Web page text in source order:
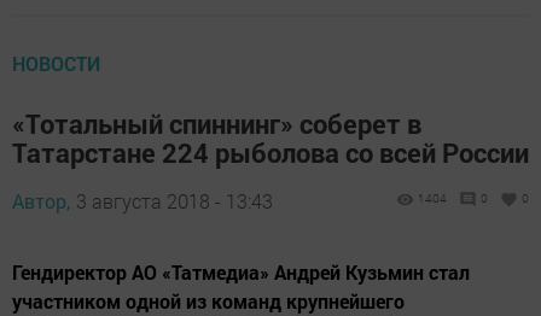
НОВОСТИ
«Тотальный спиннинг» соберет в
Татарстане 224 рыболова со всей России
Автор, 3 августа 2018 - 13:43 1404 0 0
Гендиректор АО «Татмедиа» Андрей Кузьмин стал
участником одной из команд крупнейшего